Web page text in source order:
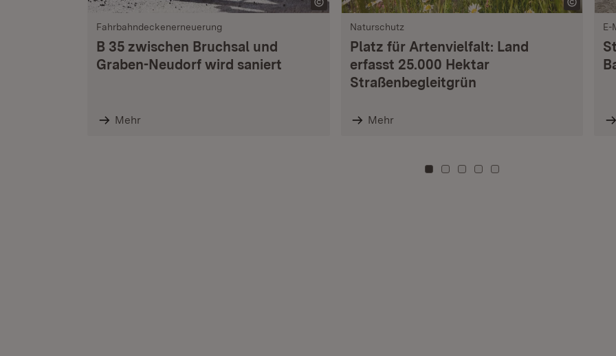
Fahrbahndeckenerneuerung
B 35 zwischen Bruchsal und
Graben-Neudorf wird saniert
Mehr
Naturschutz
Platz für Artenvielfalt: Land
erfasst 25.000 Hektar
Straßenbegleitgrün
Mehr
E-
Zu Kachel: 0
Zu Kachel: 3
Zu Kachel: 6
Zu Kachel: 9
Zu Kachel: 12